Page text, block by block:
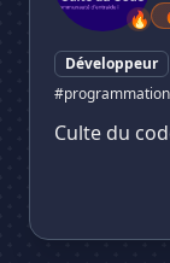
🔥
Développeur
#programmation
Culte du